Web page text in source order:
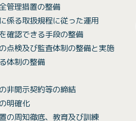
管理措置の整備
係る取扱規程に従った運用
確認できる手段の整備
点検及び監査体制の整備と実施
体制の整備
非開示契約等の締結
明確化
の周知徹底、教育及び訓練